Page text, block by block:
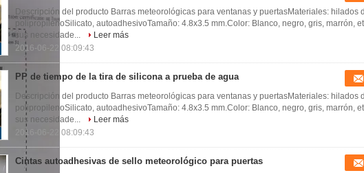
Descripción del producto Barras meteorológicas para ventanas y puertasMateriales: hilados
polipropilenoSilicato, autoadhesivoTamaño: 4.8x3.5 mm.Color: Blanco, negro, gris, marrón,
sus necesidade...
Leer más
2016-06-22 08:09:43
PP de tiempo de la tira de silicona a prueba de agua
Descripción del producto Barras meteorológicas para ventanas y puertasMateriales: hilados
polipropilenoSilicato, autoadhesivoTamaño: 4.8x3.5 mm.Color: Blanco, negro, gris, marrón,
sus necesidade...
Leer más
2016-06-22 08:09:43
Cintas autoadhesivas de sello meteorológico para puertas